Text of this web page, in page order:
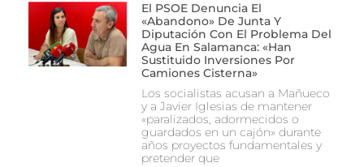
El PSOE Denuncia El
«abandono» De Junta Y
Diputación Con El Problema Del
Agua En Salamanca: «Han
Sustituido Inversiones Por
Camiones Cisterna»
Los socialistas acusan a Mañueco
y a Javier Iglesias de mantener
«paralizados, adormecidos o
guardados en un cajón» durante
años proyectos fundamentales y
pretender que